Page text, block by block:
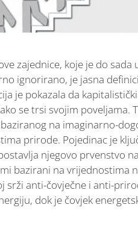
zajednice, koje je do
ignorirano, je jasna
je pokazala da
se trsi svojim poveljama.
na imaginarno-
prirode. Pojedinac je
njegovo prvenstvo
bazirani na
srži anti-čovječne i anti-
dok je čovjek